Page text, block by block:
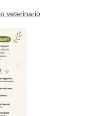
veterinario